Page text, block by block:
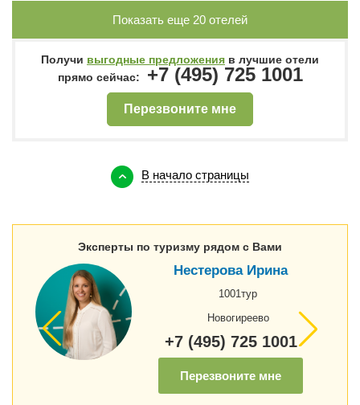
Показать еще 20 отелей
Получи выгодные предложения в лучшие отели
прямо сейчас:
+7 (495) 725 1001
Перезвоните мне
В начало страницы
Эксперты по туризму рядом с Вами
Нестерова Ирина
1001тур
Новогиреево
+7 (495) 725 1001
Перезвоните мне